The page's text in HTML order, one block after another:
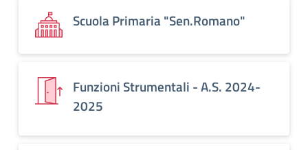
Scuola Primaria "Sen.Romano"
Funzioni Strumentali - A.S. 2024-
2025